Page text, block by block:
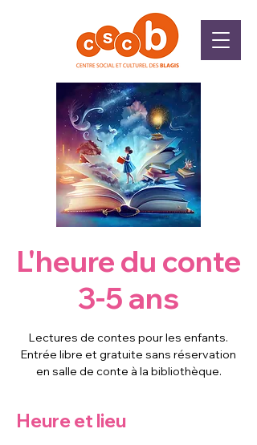
L'heure du conte
3-5 ans
Lectures de contes pour les enfants.
Entrée libre et gratuite sans réservation
en salle de conte à la bibliothèque.
Heure et lieu